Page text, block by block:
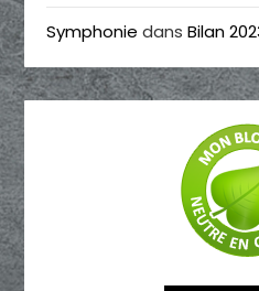
Symphonie dansBilan